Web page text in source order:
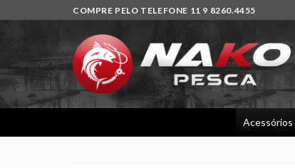
COMPRE PELO TELEFONE 11 9 8260.4455
Acessórios